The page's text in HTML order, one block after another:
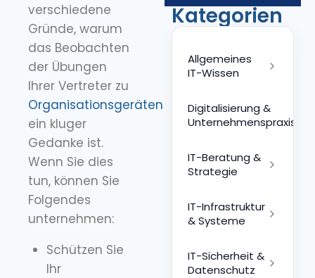
verschiedene
Gründe, warum
das Beobachten
der Übungen
Ihrer Vertreter zu
Organisationsgeräten
ein kluger
Gedanke ist.
Wenn Sie dies
tun, können Sie
Folgendes
unternehmen:
Schützen Sie
Ihr
Kategorien
Allgemeines
IT-Wissen
Digitalisierung &
Unternehmenspraxis
IT-Beratung &
Strategie
IT-Infrastruktur
& Systeme
IT-Sicherheit &
Datenschutz